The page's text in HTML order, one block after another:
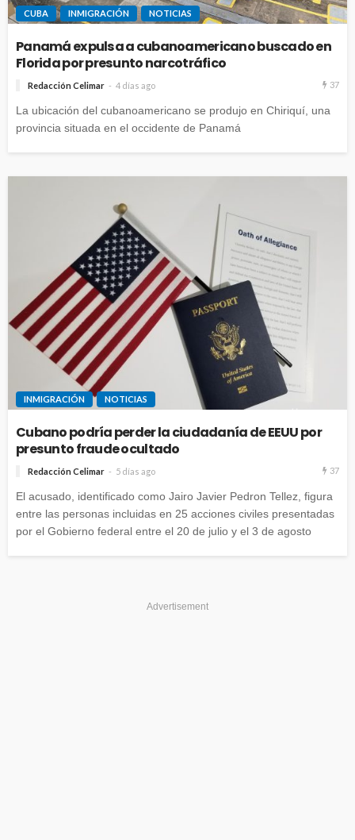
CUBA INMIGRACIÓN NOTICIAS
Panamá expulsa a cubanoamericano buscado en
Florida por presunto narcotráfico
Redacción Celimar 4 días ago 37
La ubicación del cubanoamericano se produjo en Chiriquí, una
provincia situada en el occidente de Panamá
INMIGRACIÓN NOTICIAS
Cubano podría perder la ciudadanía de EEUU por
presunto fraude ocultado
Redacción Celimar 5 días ago 37
El acusado, identificado como Jairo Javier Pedron Tellez, figura
entre las personas incluidas en 25 acciones civiles presentadas
por el Gobierno federal entre el 20 de julio y el 3 de agosto
Advertisement